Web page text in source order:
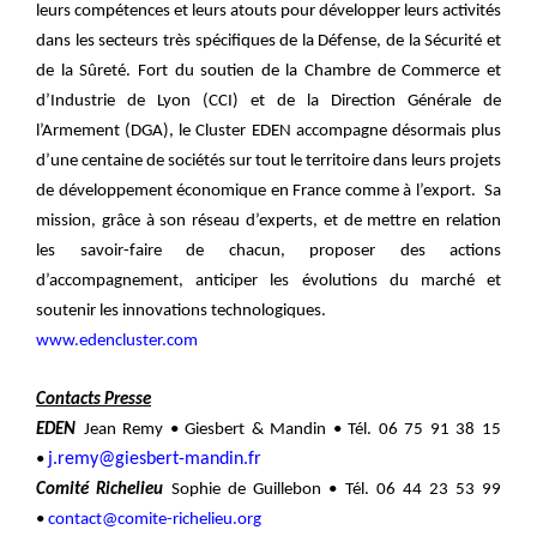
leurs compétences et leurs atouts pour développer leurs activités
dans les secteurs très spécifiques de la Défense, de la Sécurité et
de la Sûreté. Fort du soutien de la Chambre de Commerce et
d’Industrie de Lyon (CCI) et de la Direction Générale de
l’Armement (DGA), le Cluster EDEN accompagne désormais plus
d’une centaine de sociétés sur tout le territoire dans leurs projets
de développement économique en France comme à l’export. Sa
mission, grâce à son réseau d’experts, et de mettre en relation
les savoir-faire de chacun, proposer des actions
d’accompagnement, anticiper les évolutions du marché et
soutenir les innovations technologiques.
www.edencluster.com
Contacts Presse
EDEN Jean Remy • Giesbert & Mandin • Tél. 06 75 91 38 15
• j.remy@giesbert-mandin.fr
Comité Richelieu Sophie de Guillebon • Tél. 06 44 23 53 99
• contact@comite-richelieu.org